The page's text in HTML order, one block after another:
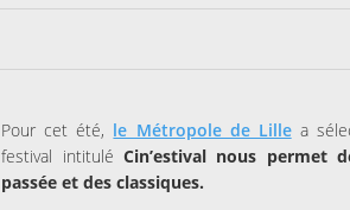
Pour cet été, le Métropole de Lillea
festival intitulé Cin’estival nous permet
passée et des classiques.